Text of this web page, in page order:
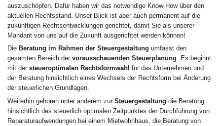
auszuschöpfen. Dafür haben wir das notwendige Know-How über den
aktuellen Rechtsstand. Unser Blick ist aber auch permanent auf die
zukünftigen Rechtsentwicklungen gerichtet, damit Sie als unserer
Mandant von uns auf die Zukunft ausgerichtet werden können!
Die Beratung im Rahmen der Steuergestaltung umfasst den
gesamten Bereich der vorausschauenden Steuerplanung. Es beginnt
mit der steueroptimalen Rechtsformwahl für das Unternehmen und
der Beratung hinsichtlich eines Wechsels der Rechtsform bei Änderung
der steuerlichen Grundlagen.
Weiterhin gehören unter anderem zur Steuergestaltung die Beratung
hinsichtlich des steuerlich optimalen Zeitpunktes der Durchführung von
Reparaturaufwendungen bei einem Mietwohnhaus, die Beratung von